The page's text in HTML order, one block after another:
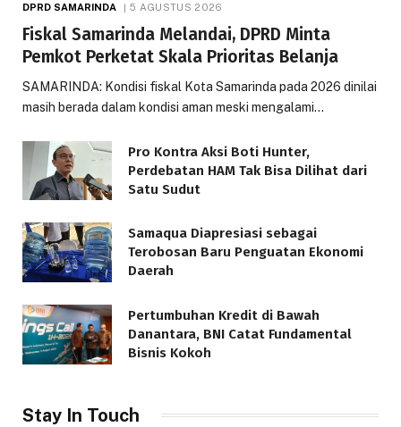
DPRD SAMARINDA 5 AGUSTUS 2026
Fiskal Samarinda Melandai, DPRD Minta
Pemkot Perketat Skala Prioritas Belanja
SAMARINDA: Kondisi fiskal Kota Samarinda pada 2026 dinilai
masih berada dalam kondisi aman meski mengalami…
Pro Kontra Aksi Boti Hunter,
Perdebatan HAM Tak Bisa Dilihat dari
Satu Sudut
Samaqua Diapresiasi sebagai
Terobosan Baru Penguatan Ekonomi
Daerah
Pertumbuhan Kredit di Bawah
Danantara, BNI Catat Fundamental
Bisnis Kokoh
Stay In Touch